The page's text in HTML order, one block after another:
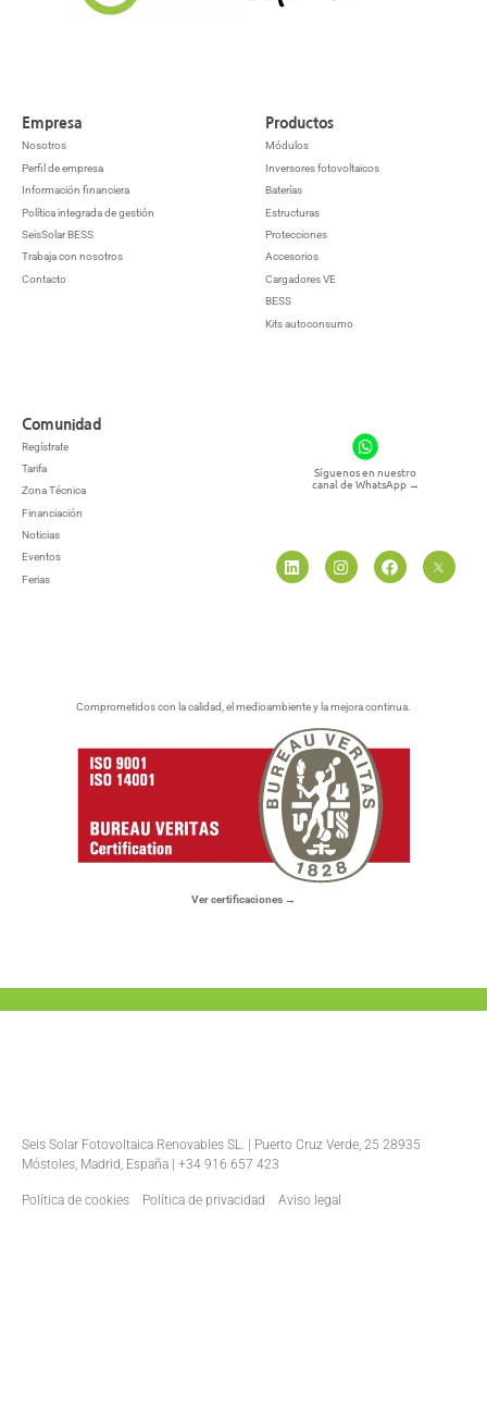
Empresa
Nosotros
Perfil de empresa
Información financiera
Política integrada de gestión
SeisSolar BESS
Trabaja con nosotros
Contacto
Productos
Módulos
Inversores fotovoltaicos
Baterías
Estructuras
Protecciones
Accesorios
Cargadores VE
BESS
Kits autoconsumo
Comunidad
Regístrate
Tarifa
Zona Técnica
Financiación
Noticias
Eventos
Ferias
Síguenos en nuestro
canal de WhatsApp →
Comprometidos con la calidad, el medioambiente y la mejora continua.
Ver certificaciones →
Seis Solar Fotovoltaica Renovables SL. | Puerto Cruz Verde, 25 28935
Móstoles, Madrid, España | +34 916 657 423
Política de cookies Política de privacidad Aviso legal